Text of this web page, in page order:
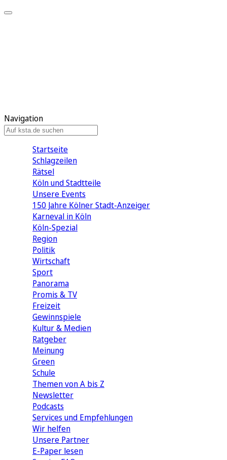
Navigation
Startseite
Schlagzeilen
Rätsel
Köln und Stadtteile
Unsere Events
150 Jahre Kölner Stadt-Anzeiger
Karneval in Köln
Köln-Spezial
Region
Politik
Wirtschaft
Sport
Panorama
Promis & TV
Freizeit
Gewinnspiele
Kultur & Medien
Ratgeber
Meinung
Green
Schule
Themen von A bis Z
Newsletter
Podcasts
Services und Empfehlungen
Wir helfen
Unsere Partner
E-Paper lesen